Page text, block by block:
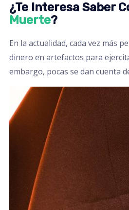
¿Te Interesa Saber
Muerte?
En la actualidad, cada vez más
dinero en artefactos para
embargo, pocas se dan cuenta